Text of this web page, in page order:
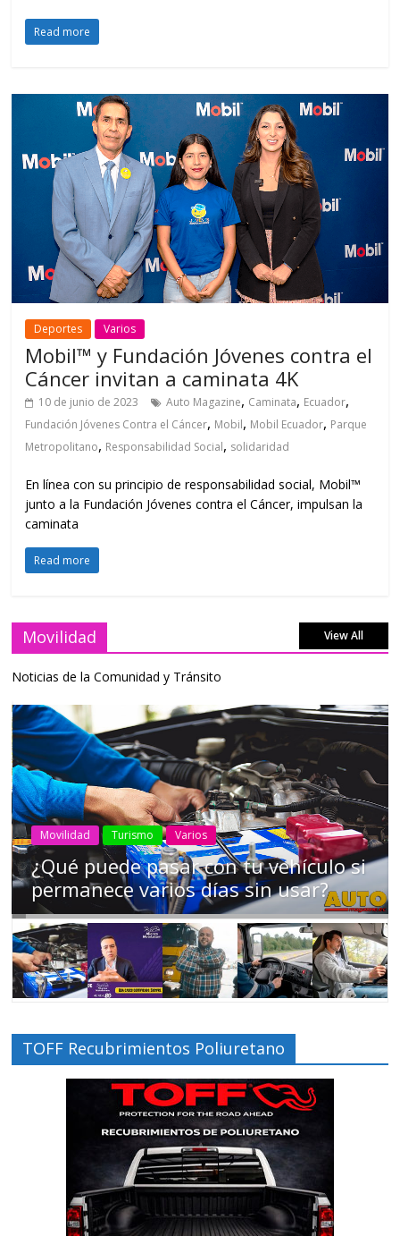
Read more
Deportes Varios
Mobil™ y Fundación Jóvenes contra el
Cáncer invitan a caminata 4K
10 de junio de 2023 Auto Magazine, Caminata, Ecuador,
Fundación Jóvenes Contra el Cáncer, Mobil, Mobil Ecuador, Parque
Metropolitano, Responsabilidad Social, solidaridad
En línea con su principio de responsabilidad social, Mobil™
junto a la Fundación Jóvenes contra el Cáncer, impulsan la
caminata
Read more
Movilidad View All
Noticias de la Comunidad y Tránsito
AEADE Industria Motociclismo Motos Movilidad
Campaña busca cambiar destino de
los motociclistas en la región
TOFF Recubrimientos Poliuretano